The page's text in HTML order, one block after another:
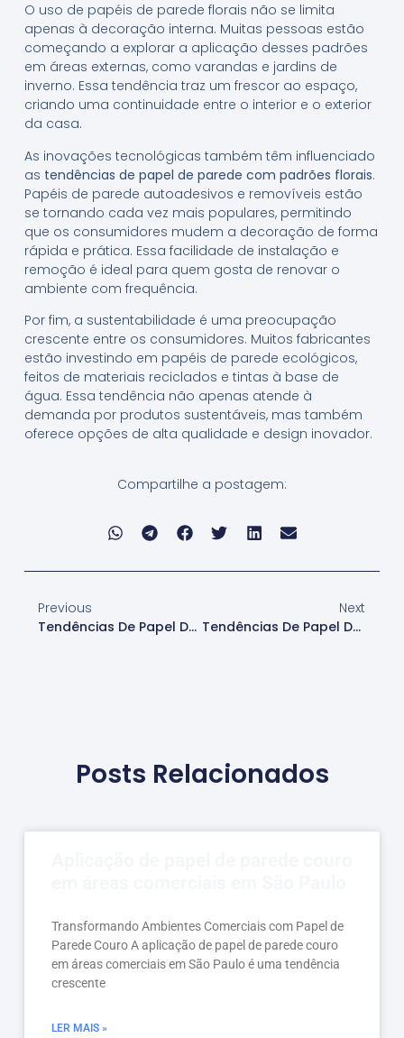
O uso de papéis de parede florais não se limita
apenas à decoração interna. Muitas pessoas estão
começando a explorar a aplicação desses padrões
em áreas externas, como varandas e jardins de
inverno. Essa tendência traz um frescor ao espaço,
criando uma continuidade entre o interior e o exterior
da casa.
As inovações tecnológicas também têm influenciado
as tendências de papel de parede com padrões florais.
Papéis de parede autoadesivos e removíveis estão
se tornando cada vez mais populares, permitindo
que os consumidores mudem a decoração de forma
rápida e prática. Essa facilidade de instalação e
remoção é ideal para quem gosta de renovar o
ambiente com frequência.
Por fim, a sustentabilidade é uma preocupação
crescente entre os consumidores. Muitos fabricantes
estão investindo em papéis de parede ecológicos,
feitos de materiais reciclados e tintas à base de
água. Essa tendência não apenas atende à
demanda por produtos sustentáveis, mas também
oferece opções de alta qualidade e design inovador.
Compartilhe a postagem:
Previous
Tendências De Papel De Parede Com Acabamentos Metálicos
Next
Tendências De Papel De Parede Com Padrões Geométricos
Posts Relacionados
Transformando Ambientes Comerciais com Papel de
Parede Couro A aplicação de papel de parede couro
em áreas comerciais em São Paulo é uma tendência
crescente
LER MAIS »